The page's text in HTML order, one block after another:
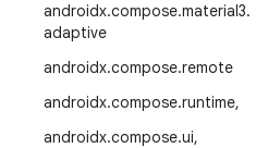
androidx.compose.material3.
adaptive
androidx.compose.remote
androidx.compose.runtime,
androidx.compose.ui,